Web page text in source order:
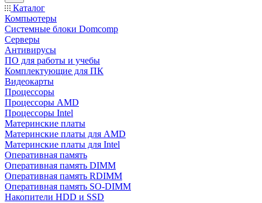
Каталог
Компьютеры
Системные блоки Domcomp
Серверы
Антивирусы
ПО для работы и учебы
Комплектующие для ПК
Видеокарты
Процессоры
Процессоры AMD
Процессоры Intel
Материнские платы
Материнские платы для AMD
Материнские платы для Intel
Оперативная память
Оперативная память DIMM
Оперативная память RDIMM
Оперативная память SO-DIMM
Накопители HDD и SSD